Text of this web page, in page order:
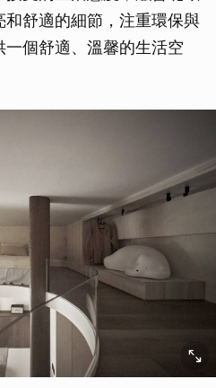
舒適的細節，注重環保與
個舒適、溫馨的生活空